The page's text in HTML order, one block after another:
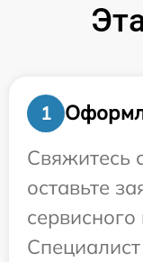
1
Свяжитесь
оставьте